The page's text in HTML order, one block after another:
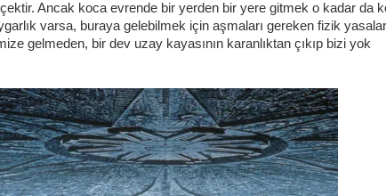
Ancak koca evrende bir yerden bir yere gitmek o kadar da
varsa, buraya gelebilmek için aşmaları gereken fizik
gelmeden, bir dev uzay kayasının karanlıktan çıkıp bizi yok